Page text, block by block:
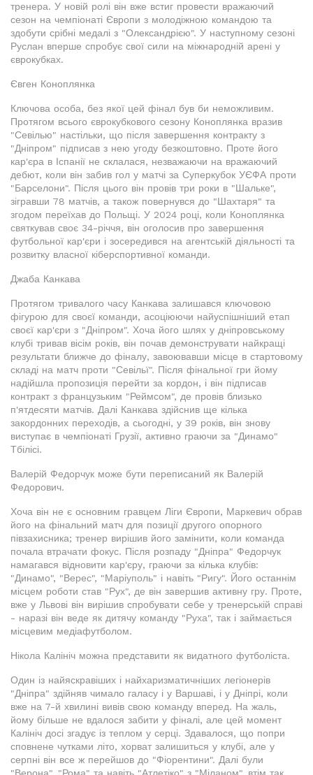
тренера. У новій ролі він вже встиг провести вражаючий
сезон на чемпіонаті Європи з молодіжною командою та
здобути срібні медалі з "Олександрією". У наступному сезоні
Руслан вперше спробує свої сили на міжнародній арені у
єврокубках.
Євген Коноплянка
Ключова особа, без якої цей фінал був би неможливим.
Протягом всього єврокубкового сезону Коноплянка вразив
"Севілью" настільки, що після завершення контракту з
"Дніпром" підписав з нею угоду безкоштовно. Проте його
кар'єра в Іспанії не склалася, незважаючи на вражаючий
дебют, коли він забив гол у матчі за Суперкубок УЄФА проти
"Барселони". Після цього він провів три роки в "Шальке",
зігравши 78 матчів, а також повернувся до "Шахтаря" та
згодом переїхав до Польщі. У 2024 році, коли Коноплянка
святкував своє 34-річчя, він оголосив про завершення
футбольної кар'єри і зосередився на агентській діяльності та
розвитку власної кіберспортивної команди.
Джаба Канкава
Протягом тривалого часу Канкава залишався ключовою
фігурою для своєї команди, асоціюючи найуспішніший етап
своєї кар'єри з "Дніпром". Хоча його шлях у дніпровському
клубі тривав вісім років, він почав демонструвати найкращі
результати ближче до фіналу, завоювавши місце в стартовому
складі на матч проти "Севільї". Після фінальної гри йому
надійшла пропозиція перейти за кордон, і він підписав
контракт з французьким "Реймсом", де провів близько
п'ятдесяти матчів. Далі Канкава здійснив ще кілька
закордонних переходів, а сьогодні, у 39 років, він знову
виступає в чемпіонаті Грузії, активно граючи за "Динамо"
Тбілісі.
Валерій Федорчук може бути переписаний як Валерій
Федорович.
Хоча він не є основним гравцем Ліги Європи, Маркевич обрав
його на фінальний матч для позиції другого опорного
півзахисника; тренер вирішив його замінити, коли команда
почала втрачати фокус. Після розпаду "Дніпра" Федорчук
намагався відновити кар'єру, граючи за кілька клубів:
"Динамо", "Верес", "Маріуполь" і навіть "Ригу". Його останнім
місцем роботи став "Рух", де він завершив активну гру. Проте,
вже у Львові він вирішив спробувати себе у тренерській справі
- наразі він веде як дитячу команду "Руха", так і займається
місцевим медіафутболом.
Нікола Калініч можна представити як видатного футболіста.
Один із найяскравіших і найхаризматичніших легіонерів
"Дніпра" здійняв чимало галасу і у Варшаві, і у Дніпрі, коли
вже на 7-й хвилині вивів свою команду вперед. На жаль,
йому більше не вдалося забити у фіналі, але цей момент
Калініч досі згадує із теплом у серці. Здавалося, що попри
сповнене чутками літо, хорват залишиться у клубі, але у
серпні він все ж перейшов до "Фіорентини". Далі були